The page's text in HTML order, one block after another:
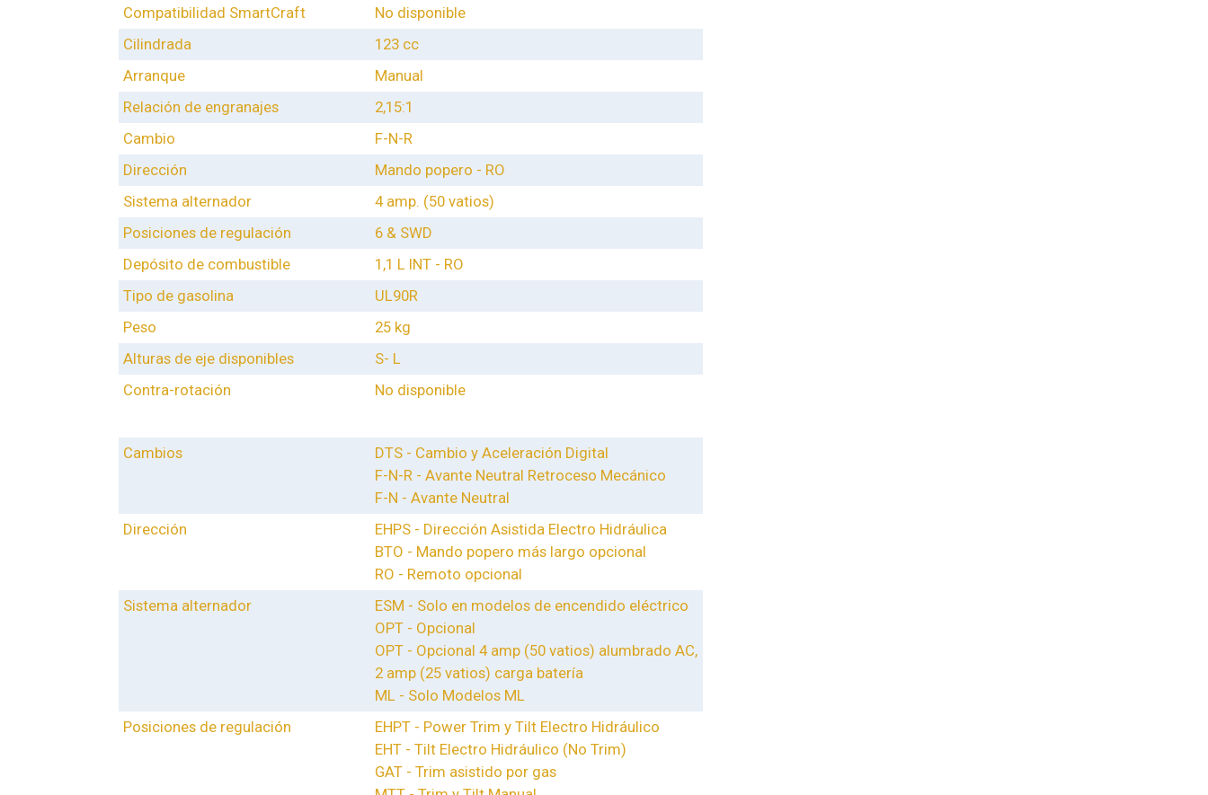
Compatibilidad SmartCraft
No disponible
Cilindrada
123 cc
Arranque
Manual
Relación de engranajes
2,15:1
Cambio
F-N-R
Dirección
Mando popero - RO
Sistema alternador
4 amp. (50 vatios)
Posiciones de regulación
6 & SWD
Depósito de combustible
1,1 L INT - RO
Tipo de gasolina
UL90R
Peso
25 kg
Alturas de eje disponibles
S- L
Contra-rotación
No disponible
Cambios
DTS - Cambio y Aceleración Digital
F-N-R - Avante Neutral Retroceso Mecánico
F-N - Avante Neutral
Dirección
EHPS - Dirección Asistida Electro Hidráulica
BTO - Mando popero más largo opcional
RO - Remoto opcional
Sistema alternador
ESM - Solo en modelos de encendido eléctrico
OPT - Opcional
OPT - Opcional 4 amp (50 vatios) alumbrado AC,
2 amp (25 vatios) carga batería
ML - Solo Modelos ML
Posiciones de regulación
EHPT - Power Trim y Tilt Electro Hidráulico
EHT - Tilt Electro Hidráulico (No Trim)
GAT - Trim asistido por gas